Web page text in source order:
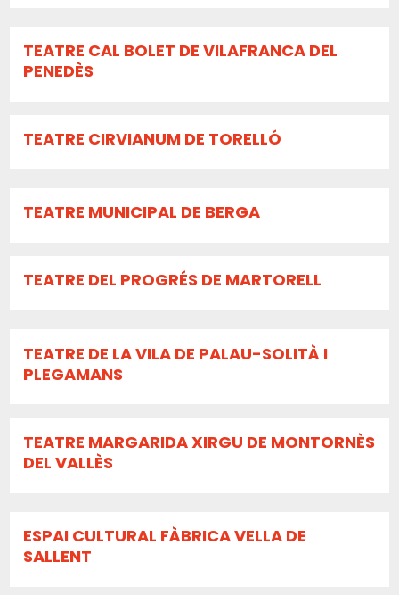
TEATRE CAL BOLET DE VILAFRANCA DEL
PENEDÈS
TEATRE CIRVIANUM DE TORELLÓ
TEATRE MUNICIPAL DE BERGA
TEATRE DEL PROGRÉS DE MARTORELL
TEATRE DE LA VILA DE PALAU-SOLITÀ I
PLEGAMANS
TEATRE MARGARIDA XIRGU DE MONTORNÈS
DEL VALLÈS
ESPAI CULTURAL FÀBRICA VELLA DE
SALLENT